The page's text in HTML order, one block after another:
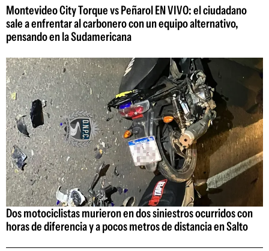
Montevideo City Torque vs Peñarol EN VIVO: el ciudadano
sale a enfrentar al carbonero con un equipo alternativo,
pensando en la Sudamericana
Dos motociclistas murieron en dos siniestros ocurridos con
horas de diferencia y a pocos metros de distancia en Salto